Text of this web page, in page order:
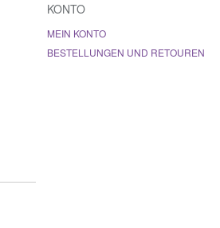
KONTO
MEIN KONTO
BESTELLUNGEN UND RETOUREN